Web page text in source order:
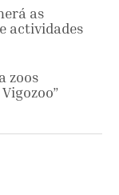
as
actividades
zoos